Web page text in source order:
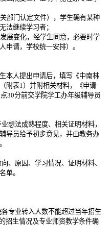
部门认定文件），学生确有某种
法继续学习者；
展变化，经学生同意，必要时学
申请，学校统一安排）。
本人提出申请后，填写《中南林
附表1）并附相关材料，《申请
30分前交学院学工办年级辅导员
想法成熟程度、相关证明材料，
导员给予初步意见，并由教务办
、原因、学习情况、证明材料、
单。
专业转入人数不能超过当年招生
招生情况及专业师资教学条件确